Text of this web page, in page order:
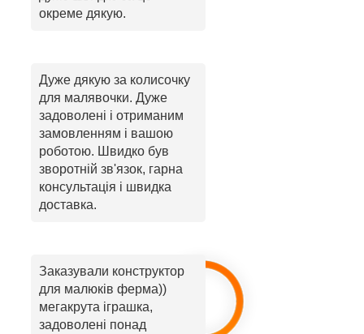
окреме дякую.
Дуже дякую за колисочку
для малявочки. Дуже
задоволені і отриманим
замовленням і вашою
роботою. Швидко був
зворотній зв'язок, гарна
консультація і швидка
доставка.
Заказували конструктор
для малюків ферма))
мегакрута іграшка,
задоволені понад